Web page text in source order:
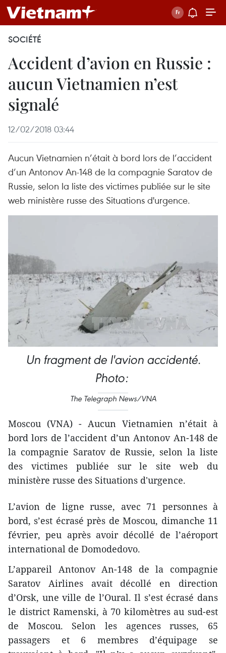
SOCIÉTÉ
Accident d’avion en Russie :
aucun Vietnamien n’est
signalé
12/02/2018 03:44
Aucun Vietnamien n’était à bord lors de l’accident
d’un Antonov An-148 de la compagnie Saratov de
Russie, selon la liste des victimes publiée sur le site
web ministère russe des Situations d'urgence.
Un fragment de l'avion accidenté.
Photo:
The Telegraph News/VNA
Moscou (VNA) - Aucun Vietnamien n’était à
bord lors de l’accident d’un Antonov An-148 de
la compagnie Saratov de Russie, selon la liste
des victimes publiée sur le site web du
ministère russe des Situations d'urgence.
L’avion de ligne russe, avec 71 personnes à
bord, s’est écrasé près de Moscou, dimanche 11
février, peu après avoir décollé de l’aéroport
international de Domodedovo.
L’appareil Antonov An-148 de la compagnie
Saratov Airlines avait décollé en direction
d’Orsk, une ville de l’Oural. Il s’est écrasé dans
le district Ramenski, à 70 kilomètres au sud-est
de Moscou. Selon les agences russes, 65
passagers et 6 membres d’équipage se